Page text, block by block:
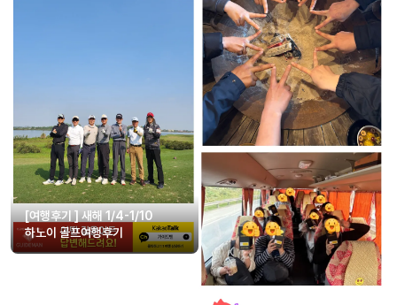
[여행후기 ] 새해 1/4-1/10
하노이 골프여행후기